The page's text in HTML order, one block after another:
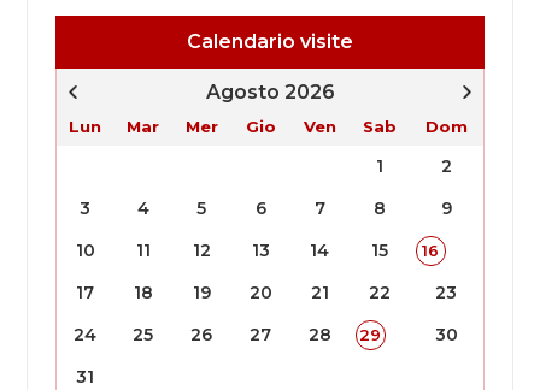
Calendario visite
Agosto 2026
Lun Mar Mer Gio Ven Sab Dom
1
2
3
4 5 6 7 8
9
10
11 12 13 14 15 16
17 18 19 20 21 22
23
24
25 26 27 28 29
30
31